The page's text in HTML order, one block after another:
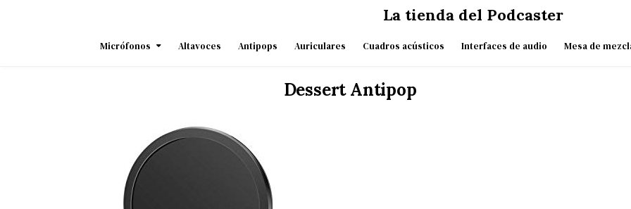
La tienda del Podcaster
Micrófonos Altavoces Antipops Auriculares Cuadros acústicos Interfaces de audio Mesa de
Dessert Antipop